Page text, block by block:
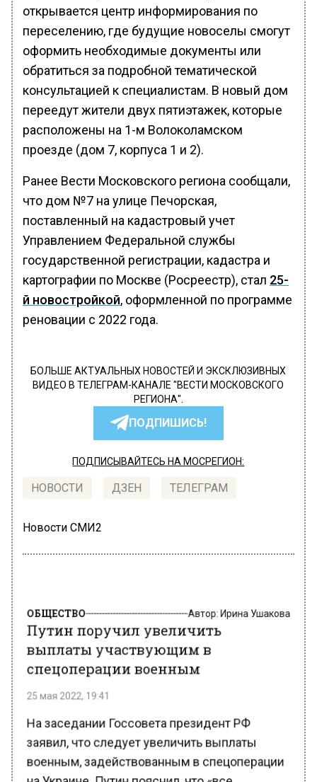
открывается центр информирования по
переселению, где будущие новоселы смогут
оформить необходимые документы или
обратиться за подробной тематической
консультацией к специалистам. В новый дом
переедут жители двух пятиэтажек, которые
расположены на 1-м Волоколамском
проезде (дом 7, корпуса 1 и 2).
Ранее Вести Московского региона сообщали,
что дом №7 на улице Печорская,
поставленный на кадастровый учет
Управлением Федеральной службы
государственной регистрации, кадастра и
картографии по Москве (Росреестр), стал 25-
й новостройкой, оформленной по программе
реновации с 2022 года.
БОЛЬШЕ АКТУАЛЬНЫХ НОВОСТЕЙ И ЭКСКЛЮЗИВНЫХ
ВИДЕО В ТЕЛЕГРАМ-КАНАЛЕ "ВЕСТИ МОСКОВСКОГО
РЕГИОНА".
ПОДПИШИСЬ!
ПОДПИСЫВАЙТЕСЬ НА МОСРЕГИОН:
НОВОСТИ ДЗЕН ТЕЛЕГРАМ
Новости СМИ2
Путин поручил увеличить
выплаты участвующим в
спецоперации военным
На заседании Госсовета президент РФ
заявил, что следует увеличить выплаты
военным, задействованным в спецоперации
на Украине. Путин пояснил, что «все